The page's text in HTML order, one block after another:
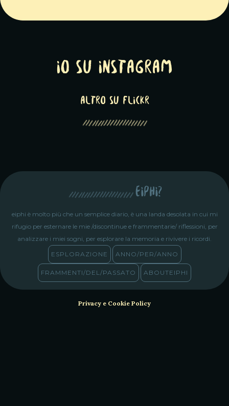
Io su Instagram
altro su Flickr
eiphi?
eiphi è molto più che un semplice diario, è una landa desolata in cui mi
rifugio per esternare le mie /discontinue e frammentarie/ riflessioni, per
analizzare i miei sogni, per esplorare la memoria e rivivere i ricordi.
ESPLORAZIONE
ANNO/PER/ANNO
FRAMMENTI/DEL/PASSATO ABOUTEIPHI
Privacy e Cookie Policy